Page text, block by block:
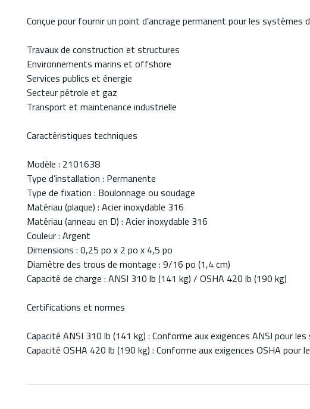
Conçue pour fournir un point d’ancrage permanent pour les
Travaux de construction et structures
Environnements marins et offshore
Services publics et énergie
Secteur pétrole et gaz
Transport et maintenance industrielle
Caractéristiques techniques
Modèle : 2101638
Type d’installation : Permanente
Type de fixation : Boulonnage ou soudage
Matériau (plaque) : Acier inoxydable 316
Matériau (anneau en D) : Acier inoxydable 316
Couleur : Argent
Dimensions : 0,25 po x 2 po x 4,5 po
Diamètre des trous de montage : 9/16 po (1,4 cm)
Capacité de charge : ANSI 310 lb (141 kg) / OSHA 420 lb (190 kg)
Certifications et normes
Capacité ANSI 310 lb (141 kg) : Conforme aux exigences ANSI pour
Capacité OSHA 420 lb (190 kg) : Conforme aux exigences OSHA